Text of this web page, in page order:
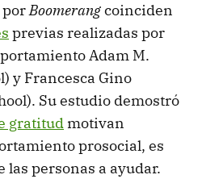
porBoomerangcoinciden
previas realizadas por
Adam M.
y Francesca Gino
Su estudio demostró
gratitud motivan
prosocial, es
las personas a ayudar.